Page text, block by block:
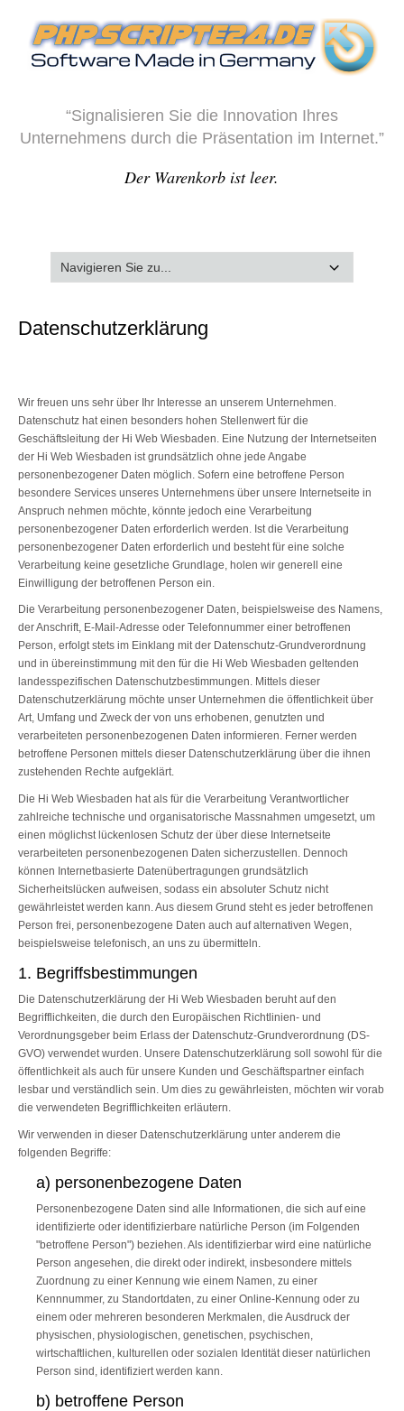
“Signalisieren Sie die Innovation Ihres
Unternehmens durch die Präsentation im Internet.”
Der Warenkorb ist leer.
Datenschutzerklärung
Wir freuen uns sehr über Ihr Interesse an unserem Unternehmen.
Datenschutz hat einen besonders hohen Stellenwert für die
Geschäftsleitung der Hi Web Wiesbaden. Eine Nutzung der Internetseiten
der Hi Web Wiesbaden ist grundsätzlich ohne jede Angabe
personenbezogener Daten möglich. Sofern eine betroffene Person
besondere Services unseres Unternehmens über unsere Internetseite in
Anspruch nehmen möchte, könnte jedoch eine Verarbeitung
personenbezogener Daten erforderlich werden. Ist die Verarbeitung
personenbezogener Daten erforderlich und besteht für eine solche
Verarbeitung keine gesetzliche Grundlage, holen wir generell eine
Einwilligung der betroffenen Person ein.
Die Verarbeitung personenbezogener Daten, beispielsweise des Namens,
der Anschrift, E-Mail-Adresse oder Telefonnummer einer betroffenen
Person, erfolgt stets im Einklang mit der Datenschutz-Grundverordnung
und in übereinstimmung mit den für die Hi Web Wiesbaden geltenden
landesspezifischen Datenschutzbestimmungen. Mittels dieser
Datenschutzerklärung möchte unser Unternehmen die öffentlichkeit über
Art, Umfang und Zweck der von uns erhobenen, genutzten und
verarbeiteten personenbezogenen Daten informieren. Ferner werden
betroffene Personen mittels dieser Datenschutzerklärung über die ihnen
zustehenden Rechte aufgeklärt.
Die Hi Web Wiesbaden hat als für die Verarbeitung Verantwortlicher
zahlreiche technische und organisatorische Massnahmen umgesetzt, um
einen möglichst lückenlosen Schutz der über diese Internetseite
verarbeiteten personenbezogenen Daten sicherzustellen. Dennoch
können Internetbasierte Datenübertragungen grundsätzlich
Sicherheitslücken aufweisen, sodass ein absoluter Schutz nicht
gewährleistet werden kann. Aus diesem Grund steht es jeder betroffenen
Person frei, personenbezogene Daten auch auf alternativen Wegen,
beispielsweise telefonisch, an uns zu übermitteln.
1. Begriffsbestimmungen
Die Datenschutzerklärung der Hi Web Wiesbaden beruht auf den
Begrifflichkeiten, die durch den Europäischen Richtlinien- und
Verordnungsgeber beim Erlass der Datenschutz-Grundverordnung (DS-
GVO) verwendet wurden. Unsere Datenschutzerklärung soll sowohl für die
öffentlichkeit als auch für unsere Kunden und Geschäftspartner einfach
lesbar und verständlich sein. Um dies zu gewährleisten, möchten wir vorab
die verwendeten Begrifflichkeiten erläutern.
Wir verwenden in dieser Datenschutzerklärung unter anderem die
folgenden Begriffe:
a) personenbezogene Daten
Personenbezogene Daten sind alle Informationen, die sich auf eine
identifizierte oder identifizierbare natürliche Person (im Folgenden
"betroffene Person") beziehen. Als identifizierbar wird eine natürliche
Person angesehen, die direkt oder indirekt, insbesondere mittels
Zuordnung zu einer Kennung wie einem Namen, zu einer
Kennnummer, zu Standortdaten, zu einer Online-Kennung oder zu
einem oder mehreren besonderen Merkmalen, die Ausdruck der
physischen, physiologischen, genetischen, psychischen,
wirtschaftlichen, kulturellen oder sozialen Identität dieser natürlichen
Person sind, identifiziert werden kann.
b) betroffene Person